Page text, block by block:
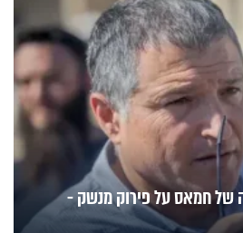
חמאס על פירוק מנשק -